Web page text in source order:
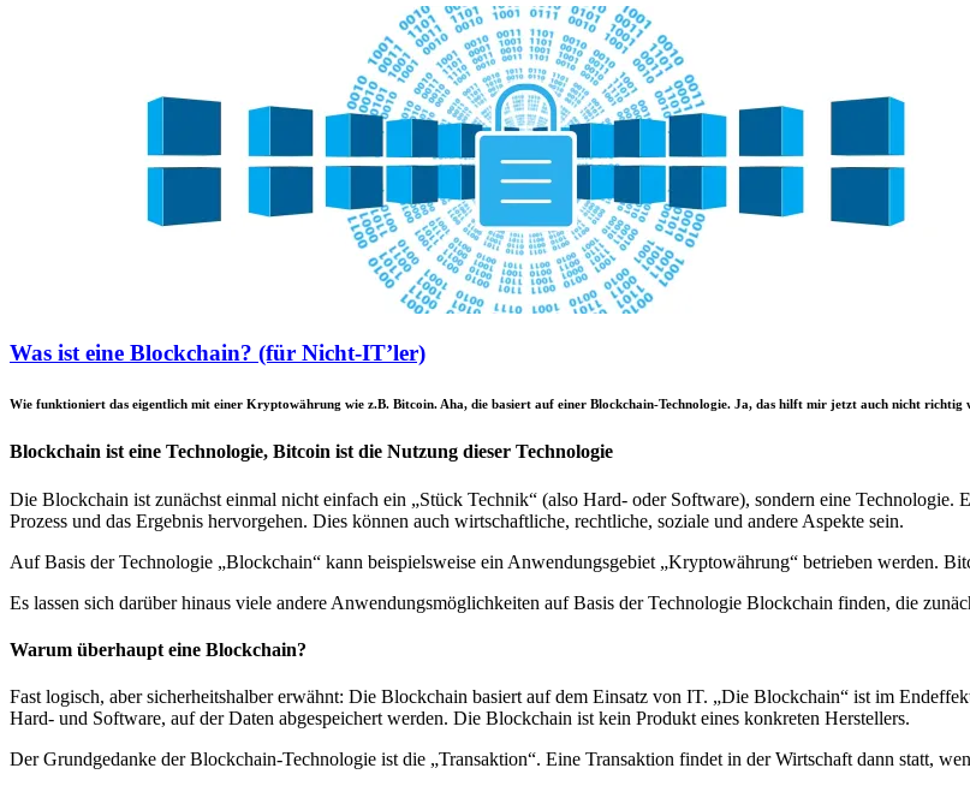
Was ist eine Blockchain? (für Nicht-IT’ler)
Wie funktioniert das eigentlich mit einer Kryptowährung wie z.B. Bitcoin. Aha, die basiert auf einer Blockchain-Technologie. Ja, das hilft mir jetzt auch nicht richtig
Blockchain ist eine Technologie, Bitcoin ist die Nutzung dieser Technologie
Die Blockchain ist zunächst einmal nicht einfach ein „Stück Technik“ (also Hard- oder Software), sondern eine
Prozess und das Ergebnis hervorgehen. Dies können auch wirtschaftliche, rechtliche, soziale und andere Aspekte sein.
Auf Basis der Technologie „Blockchain“ kann beispielsweise ein Anwendungsgebiet „Kryptowährung“ betrieben werden.
Es lassen sich darüber hinaus viele andere Anwendungsmöglichkeiten auf Basis der Technologie Blockchain finden, die
Warum überhaupt eine Blockchain?
Fast logisch, aber sicherheitshalber erwähnt: Die Blockchain basiert auf dem Einsatz von IT. „Die Blockchain“ ist im
Hard- und Software, auf der Daten abgespeichert werden. Die Blockchain ist kein Produkt eines konkreten Herstellers.
Der Grundgedanke der Blockchain-Technologie ist die „Transaktion“. Eine Transaktion findet in der Wirtschaft dann statt,